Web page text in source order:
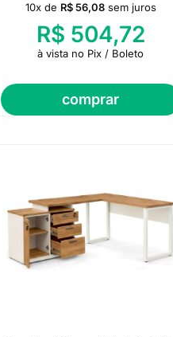
comprar
10x de R$56,08 sem juros
R$ 504,72
à vista no Pix / Boleto